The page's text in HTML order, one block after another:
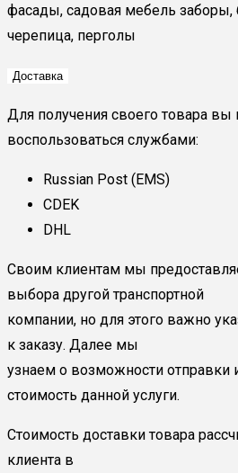
фасады, садовая мебель заборы,
черепица, перголы
Доставка
Для получения своего товара
воспользоваться службами:
Russian Post (EMS)
CDEK
DHL
Своим клиентам мы
выбора другой транспортной
компании, но для этого важно
к заказу. Далее мы
узнаем о возможности
стоимость данной услуги.
Стоимость доставки товара
клиента в